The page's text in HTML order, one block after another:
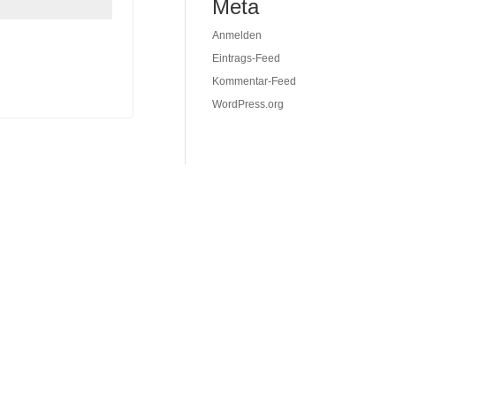
Meta
Anmelden
Eintrags-Feed
Kommentar-Feed
WordPress.org